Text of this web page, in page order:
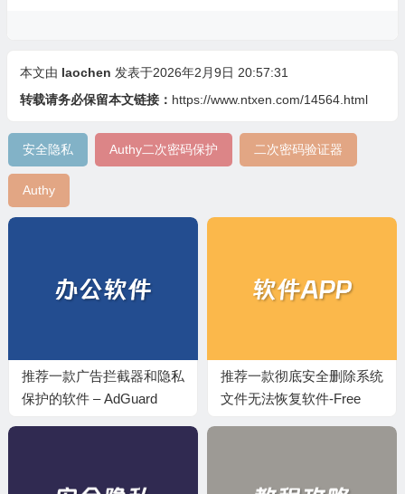
本文由 laochen 发表于2026年2月9日 20:57:31
转载请务必保留本文链接： https://www.ntxen.com/14564.html
安全隐私 Authy二次密码保护 二次密码验证器
Authy
推荐一款广告拦截器和隐私
保护的软件 – AdGuard
推荐一款彻底安全删除系统
文件无法恢复软件-Free